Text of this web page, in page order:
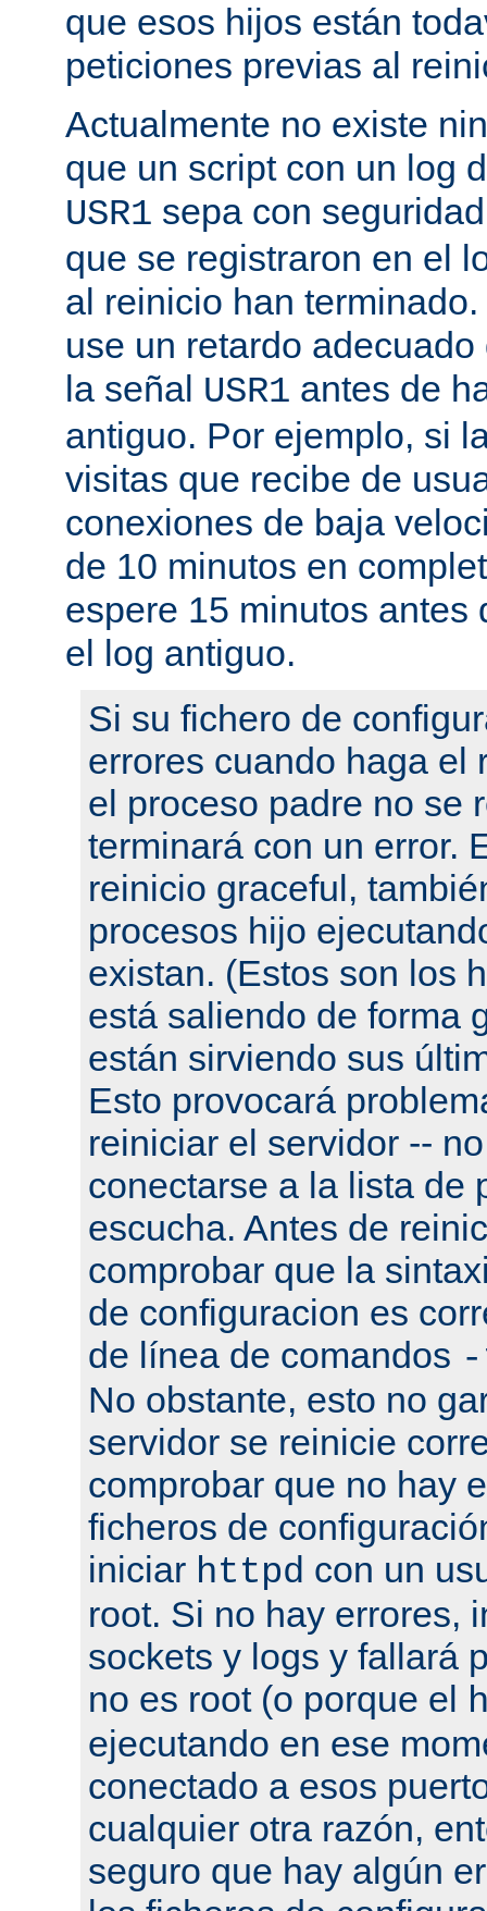
que esos hijos están
peticiones previas al
Actualmente no existe
que un script con un log
USR1 sepa con
que se registraron en el
al reinicio han
use un retardo
la señal USR1 antes de
antiguo. Por ejemplo, si
visitas que recibe de
conexiones de baja
de 10 minutos en
espere 15 minutos antes
el log antiguo.
Si su fichero de
errores cuando haga el
el proceso padre no se
terminará con un error.
reinicio graceful,
procesos hijo
existan. (Estos son los
está saliendo de forma
están sirviendo sus
Esto provocará
reiniciar el servidor --
conectarse a la lista de
escucha. Antes de
comprobar que la
de configuracion es
de línea de comandos
No obstante, esto no
servidor se reinicie
comprobar que no hay
ficheros de
iniciar httpd con un
root. Si no hay errores,
sockets y logs y fallará
no es root (o porque el
ejecutando en ese
conectado a esos
cualquier otra razón,
seguro que hay algún